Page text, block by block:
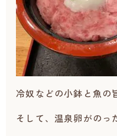
冷奴などの小鉢と魚の
そして、温泉卵がのっ